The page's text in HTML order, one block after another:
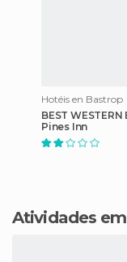
Hotéis en Bastrop
BEST
Pines Inn
Atividades